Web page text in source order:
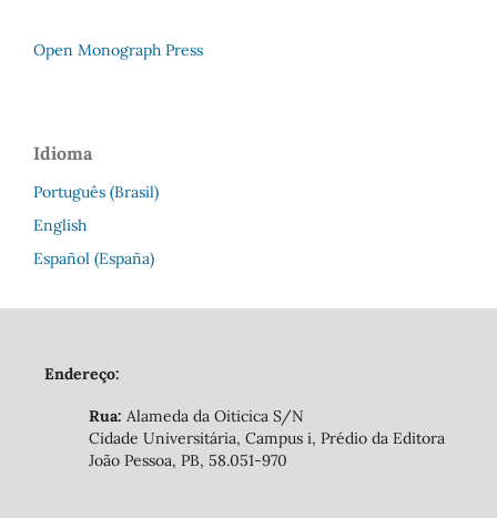
Open Monograph Press
Idioma
Português (Brasil)
English
Español (España)
Endereço:
Rua: Alameda da Oiticica S/N
Cidade Universitária, Campus i, Prédio da Editora
João Pessoa, PB, 58.051-970